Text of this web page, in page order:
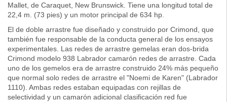
Mallet, de Caraquet, New Brunswick. Tiene una longitud total de
22,4 m. (73 pies) y un motor principal de 634 hp.
El de doble arrastre fue diseñado y construido por Crimond, que
también fue responsable de la conducta general de los ensayos
experimentales. Las redes de arrastre gemelas eran dos-brida
Crimond modelo 938 Labrador camarón redes de arrastre. Cada
uno de los gemelos era de arrastre construido 24% más pequeño
que normal solo redes de arrastre el "Noemi de Karen" (Labrador
1110). Ambas redes estaban equipadas con rejillas de
selectividad y un camarón adicional clasificación red fue